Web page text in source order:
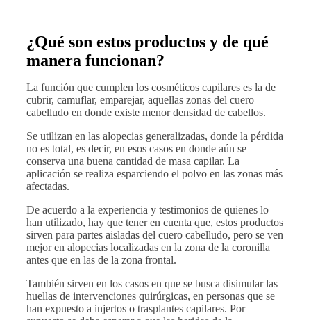
¿Qué son estos productos y de qué
manera funcionan?
La función que cumplen los cosméticos capilares es la de
cubrir, camuflar, emparejar, aquellas zonas del cuero
cabelludo en donde existe menor densidad de cabellos.
Se utilizan en las alopecias generalizadas, donde la pérdida
no es total, es decir, en esos casos en donde aún se
conserva una buena cantidad de masa capilar. La
aplicación se realiza esparciendo el polvo en las zonas más
afectadas.
De acuerdo a la experiencia y testimonios de quienes lo
han utilizado, hay que tener en cuenta que, estos productos
sirven para partes aisladas del cuero cabelludo, pero se ven
mejor en alopecias localizadas en la zona de la coronilla
antes que en las de la zona frontal.
También sirven en los casos en que se busca disimular las
huellas de intervenciones quirúrgicas, en personas que se
han expuesto a injertos o trasplantes capilares. Por